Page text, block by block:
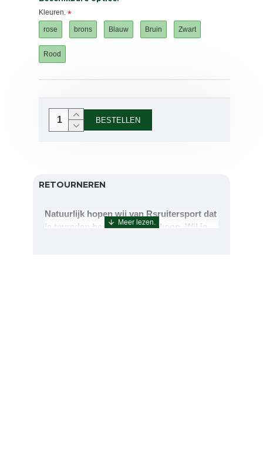
Kleuren.
rose brons Blauw Bruin Zwart
Rood
BESTELLEN
RETOURNEREN
Natuurlijk hopen wij van Rsruitersport dat
je tevreden bent met uw aankoop. Wil je